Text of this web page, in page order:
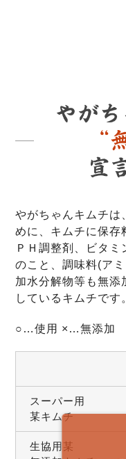
やがちゃんキムチは
めに、キムチに保存
ＰＨ調整剤、ビタ
のこと、調味料(ア
加水分解物等も無添
しているキムチです
○…使用 ×…無添加
スーパー用
某キムチ
生協用某